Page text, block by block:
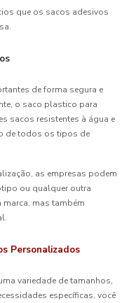
que os sacos adesivos
de forma segura e
o saco plastico para
sacos resistentes à água e
de todos os tipos de
as empresas podem
ou qualquer outra
mas também
Personalizados
variedade de tamanhos,
específicas, você